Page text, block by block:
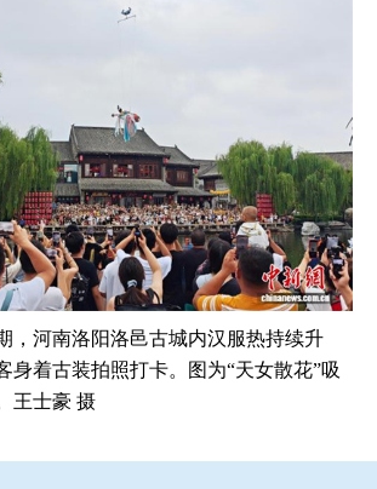
，河南洛阳洛邑古城内汉服热持续升
身着古装拍照打卡。图为“天女散花”吸
王士豪 摄